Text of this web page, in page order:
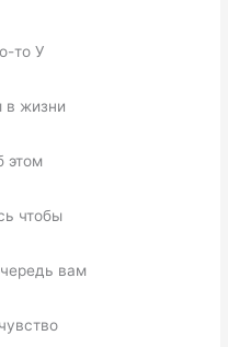
то У
в жизни
этом
чтобы
вам